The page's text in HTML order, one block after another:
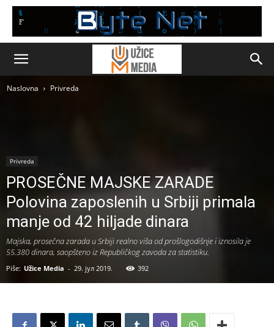
Naslovna Privreda
Privreda
PROSEČNE MAJSKE ZARADE
Polovina zaposlenih u Srbiji primala
manje od 42 hiljade dinara
Majska, prosečna zarada u Srbiji realno viša od prošlogodišnje i iznosila je
55.380 dinara, saopšteno iz Republičkog zavoda za statistiku.
Piše: Užice Media - 29. јул 2019. 392